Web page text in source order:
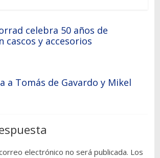
celebra 50 años de
cascos y accesorios
a Tomás de Gavardo y Mikel
electrónico no será publicada. Los